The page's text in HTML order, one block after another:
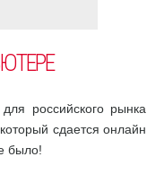
российского рынка
сдается онлайн
было!